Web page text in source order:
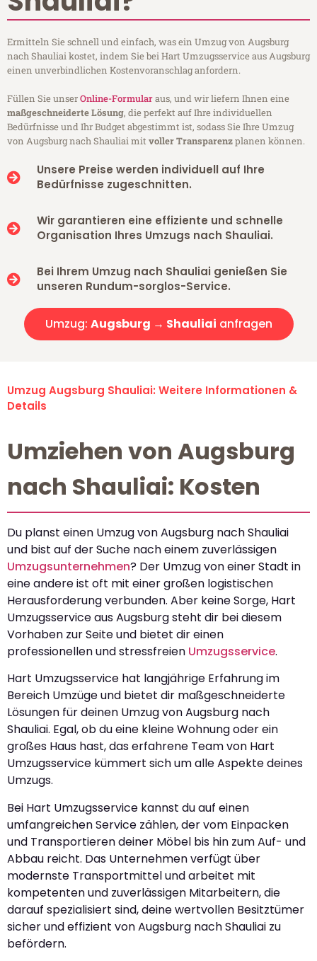
Ermitteln Sie schnell und einfach, was ein Umzug von Augsburg
nach Shauliai kostet, indem Sie bei Hart Umzugsservice aus Augsburg
einen unverbindlichen Kostenvoranschlag anfordern.
Füllen Sie unserOnline-Formularaus, und wir liefern Ihnen eine
maßgeschneiderte Lösung, die perfekt auf Ihre individuellen
Bedürfnisse und Ihr Budget abgestimmt ist, sodass Sie Ihre Umzug
von Augsburg nach Shauliai mitvoller Transparenzplanen können.
Unsere Preise werden individuell auf Ihre
Bedürfnisse zugeschnitten.
Wir garantieren eine effiziente und schnelle
Organisation Ihres Umzugs nach Shauliai.
Bei Ihrem Umzug nach Shauliai genießen Sie
unseren Rundum-sorglos-Service.
Umzug: Augsburg → Shauliai anfragen
Umzug Augsburg Shauliai: Weitere Informationen &
Details
Umziehen von Augsburg
nach Shauliai: Kosten
Du planst einen Umzug von Augsburg nach Shauliai
und bist auf der Suche nach einem zuverlässigen
Umzugsunternehmen? Der Umzug von einer Stadt in
eine andere ist oft mit einer großen logistischen
Herausforderung verbunden. Aber keine Sorge, Hart
Umzugsservice aus Augsburg steht dir bei diesem
Vorhaben zur Seite und bietet dir einen
professionellen und stressfreien Umzugsservice.
Hart Umzugsservice hat langjährige Erfahrung im
Bereich Umzüge und bietet dir maßgeschneiderte
Lösungen für deinen Umzug von Augsburg nach
Shauliai. Egal, ob du eine kleine Wohnung oder ein
großes Haus hast, das erfahrene Team von Hart
Umzugsservice kümmert sich um alle Aspekte deines
Umzugs.
Bei Hart Umzugsservice kannst du auf einen
umfangreichen Service zählen, der vom Einpacken
und Transportieren deiner Möbel bis hin zum Auf- und
Abbau reicht. Das Unternehmen verfügt über
modernste Transportmittel und arbeitet mit
kompetenten und zuverlässigen Mitarbeitern, die
darauf spezialisiert sind, deine wertvollen Besitztümer
sicher und effizient von Augsburg nach Shauliai zu
befördern.